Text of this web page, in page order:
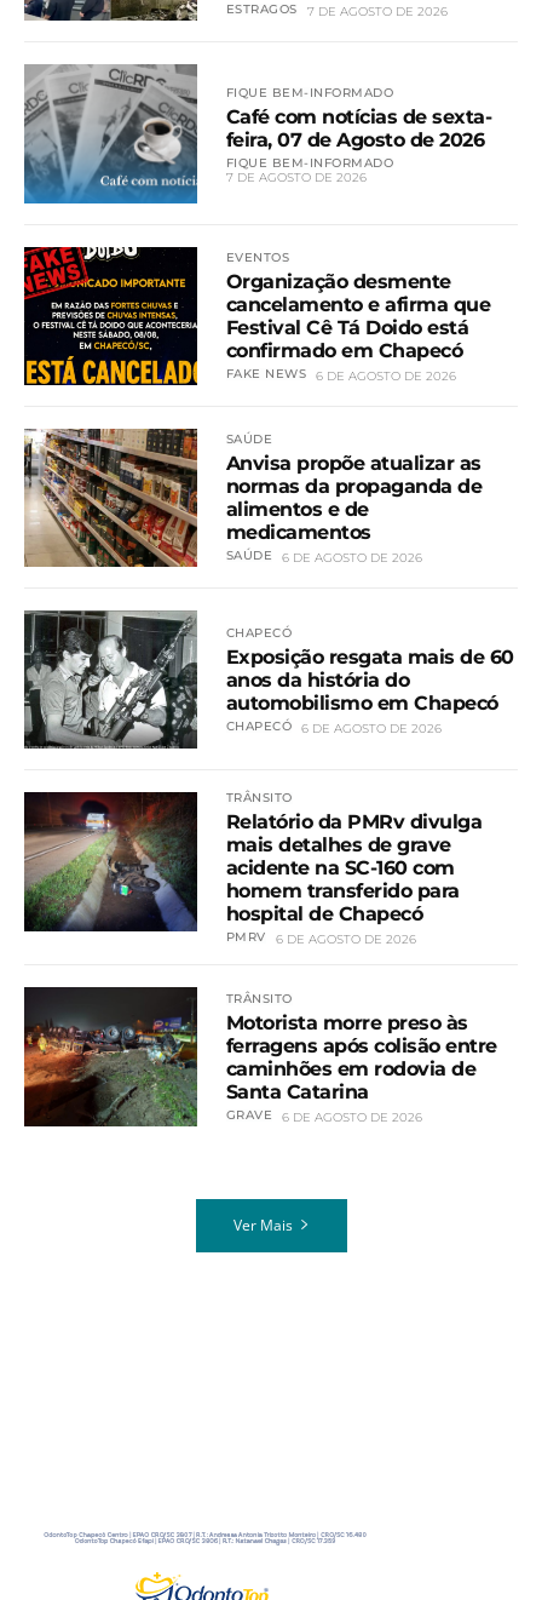
ESTRAGOS 7 DE AGOSTO DE 2026
FIQUE BEM-INFORMADO
Café com notícias de sexta-
feira, 07 de Agosto de 2026
FIQUE BEM-INFORMADO
7 DE AGOSTO DE 2026
EVENTOS
Organização desmente
cancelamento e afirma que
Festival Cê Tá Doido está
confirmado em Chapecó
FAKE NEWS 6 DE AGOSTO DE 2026
SAÚDE
Anvisa propõe atualizar as
normas da propaganda de
alimentos e de
medicamentos
SAÚDE 6 DE AGOSTO DE 2026
CHAPECÓ
Exposição resgata mais de 60
anos da história do
automobilismo em Chapecó
CHAPECÓ 6 DE AGOSTO DE 2026
TRÂNSITO
Relatório da PMRv divulga
mais detalhes de grave
acidente na SC-160 com
homem transferido para
hospital de Chapecó
PMRV 6 DE AGOSTO DE 2026
TRÂNSITO
Motorista morre preso às
ferragens após colisão entre
caminhões em rodovia de
Santa Catarina
GRAVE 6 DE AGOSTO DE 2026
Ver Mais